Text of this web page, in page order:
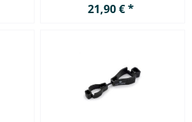
21,90 € *